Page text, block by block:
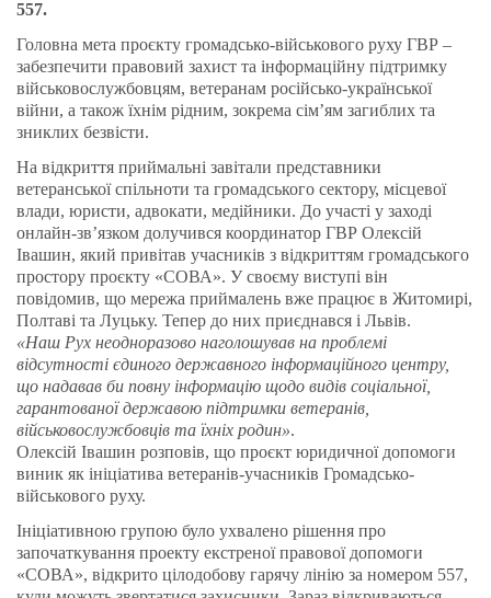
557.
Головна мета проєкту громадсько-військового руху ГВР –
забезпечити правовий захист та інформаційну підтримку
військовослужбовцям, ветеранам російсько-української
війни, а також їхнім рідним, зокрема сім’ям загиблих та
зниклих безвісти.
На відкриття приймальні завітали представники
ветеранської спільноти та громадського сектору, місцевої
влади, юристи, адвокати, медійники. До участі у заході
онлайн-зв’язком долучився координатор ГВР Олексій
Івашин, який привітав учасників з відкриттям громадського
простору проєкту «СОВА». У своєму виступі він
повідомив, що мережа приймалень вже працює в Житомирі,
Полтаві та Луцьку. Тепер до них приєднався і Львів.
«Наш Рух неодноразово наголошував на проблемі
відсутності єдиного державного інформаційного центру,
що надавав би повну інформацію щодо видів соціальної,
гарантованої державою підтримки ветеранів,
військовослужбовців та їхніх родин».
Олексій Івашин розповів, що проєкт юридичної допомоги
виник як ініціатива ветеранів-учасників Громадсько-
військового руху.
Ініціативною групою було ухвалено рішення про
започаткування проекту екстреної правової допомоги
«СОВА», відкрито цілодобову гарячу лінію за номером 557,